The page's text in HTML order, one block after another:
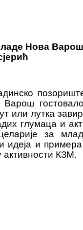
Нова Варош
или лутка
глумаца и
за
и
активности КЗМ.